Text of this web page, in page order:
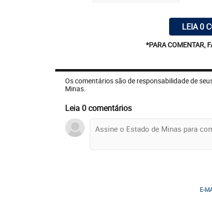
desejam ter uma rentabilidade
empreendedores que buscam acesso
LEIA 0
*PARA COMENTAR,
Os comentários são de responsabilidade de
Minas.
Leia 0 comentários
E-